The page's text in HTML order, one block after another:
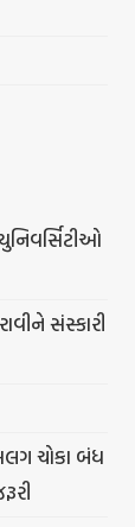
સંસ્કારી
ચોકા બંધ